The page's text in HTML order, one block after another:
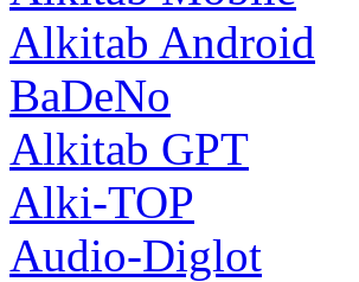
Alkitab Android
BaDeNo
Alkitab GPT
Alki-TOP
Audio-Diglot